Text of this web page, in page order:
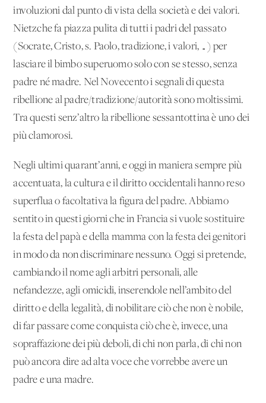
involuzioni dal punto di vista della società e dei valori.
Nietzche fa piazza pulita di tutti i padri del passato
(Socrate, Cristo, s. Paolo, tradizione, i valori, …) per
lasciare il bimbo superuomo solo con se stesso, senza
padre né madre. Nel Novecento i segnali di questa
ribellione al padre/tradizione/autorità sono moltissimi.
Tra questi senz’altro la ribellione sessantottina è uno dei
più clamorosi.
Negli ultimi quarant’anni, e oggi in maniera sempre più
accentuata, la cultura e il diritto occidentali hanno reso
superflua o facoltativa la figura del padre. Abbiamo
sentito in questi giorni che in Francia si vuole sostituire
la festa del papà e della mamma con la festa dei genitori
in modo da non discriminare nessuno. Oggi si pretende,
cambiando il nome agli arbitri personali, alle
nefandezze, agli omicidi, inserendole nell’ambito del
diritto e della legalità, di nobilitare ciò che non è nobile,
di far passare come conquista ciò che è, invece, una
sopraffazione dei più deboli, di chi non parla, di chi non
può ancora dire ad alta voce che vorrebbe avere un
padre e una madre.